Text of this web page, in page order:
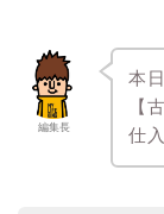
編集長
本
【
仕